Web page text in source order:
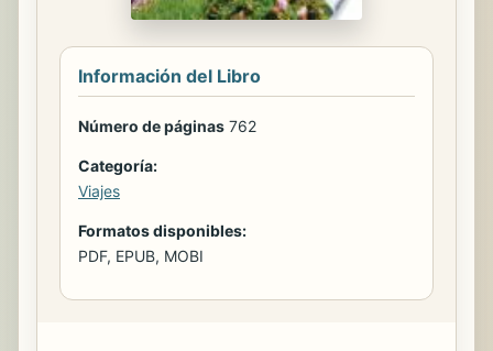
Información del Libro
Número de páginas 762
Categoría:
Viajes
Formatos disponibles:
PDF, EPUB, MOBI